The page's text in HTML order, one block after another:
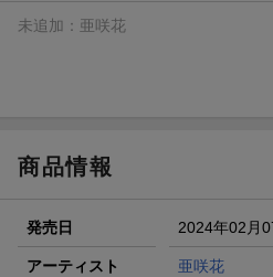
エントリー＆条件達成で『鬼滅
【楽天24】日用品の楽天24と楽
未追加： 亜咲花
商品情報
発売日 2024年02月
アーティスト 亜咲花